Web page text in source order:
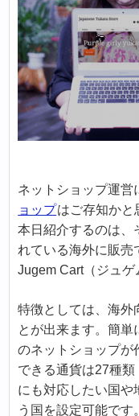
ネットショップ運営
ョップはご存知かと
本日紹介するのは、
れている海外に販売
Jugem Cart（ジュゲ
特徴としては、海外
とが出来ます。簡
のネットショップが
できる通貨は27種
にも対応したい国や
う国を設定可能です。